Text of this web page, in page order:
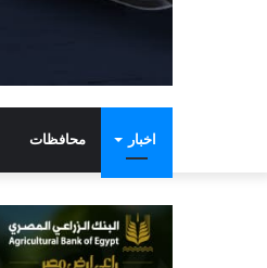
اخبار محافظات